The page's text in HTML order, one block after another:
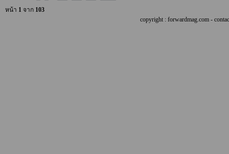
หน้า 1 จาก 103
copyright : forwardmag.com -